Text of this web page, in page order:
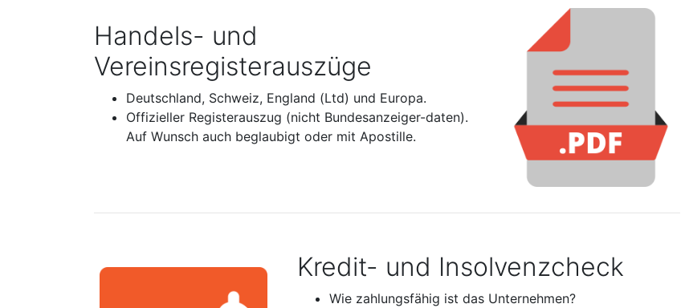
Handels- und
Vereinsregisterauszüge
Deutschland, Schweiz, England (Ltd) und Europa.
Offizieller Registerauszug (nicht Bundesanzeiger-daten).
Auf Wunsch auch beglaubigt oder mit Apostille.
Kredit- und Insolvenzcheck
Wie zahlungsfähig ist das Unternehmen?